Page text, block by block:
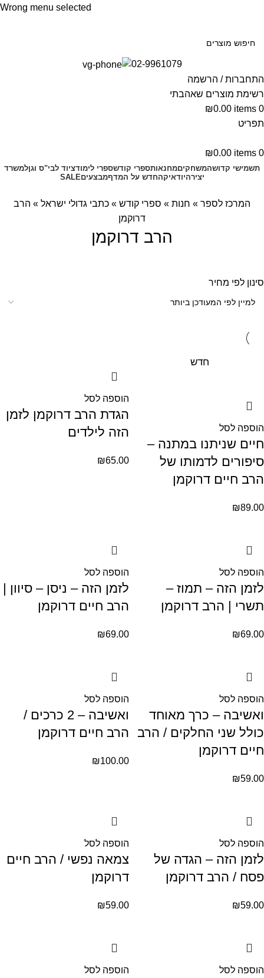
Wrong menu selected
02-9961079
התחברות / הרשמה
רשימת מוצרים שאהבתי
0
items
₪0.00
תפריט
0
items
₪0.00
תשמישי קדושהמשחקיםמחנאותספרי קודשספרי לימודציוד לבי"ס וגןלמשרד
יצירהיודאיקהחדש על המדףמבצעיםSALE
המרכז לספר » חנות » ספרי קודש » כתבי גדולי ישראל » הרב
דרוקמן
הרב דרוקמן
סינון לפי מחיר
חדש
הוספה לסל
חיים שניתנו במתנה –
סיפורים לדמותו של
הרב חיים דרוקמן
₪89.00
הוספה לסל
הגדת הרב דרוקמן לזמן
הזה לילדים
₪65.00
הוספה לסל
לזמן הזה – תמוז –
תשרי | הרב דרוקמן
₪69.00
הוספה לסל
לזמן הזה – ניסן – סיוון |
הרב חיים דרוקמן
₪69.00
הוספה לסל
ואשיבה – כרך מאוחד
כולל שני החלקים / הרב
חיים דרוקמן
₪59.00
הוספה לסל
ואשיבה – 2 כרכים /
הרב חיים דרוקמן
₪100.00
הוספה לסל
לזמן הזה – הגדה של
פסח / הרב דרוקמן
₪59.00
הוספה לסל
צמאה נפשי / הרב חיים
דרוקמן
₪59.00
הוספה לסל הוספה לסל